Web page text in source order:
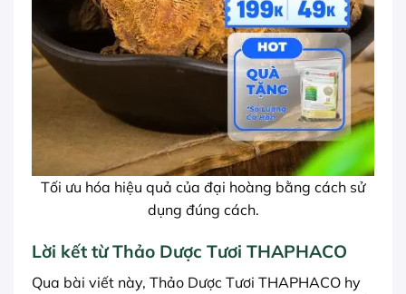
Tối ưu hóa hiệu quả của đại hoàng bằng cách sử
dụng đúng cách.
Lời kết từ Thảo Dược Tươi THAPHACO
Qua bài viết này, Thảo Dược Tươi THAPHACO hy